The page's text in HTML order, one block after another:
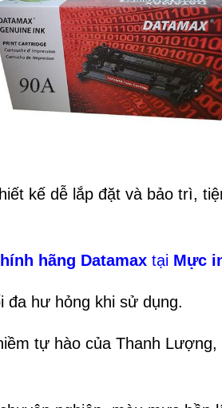
kế dễ lắp đặt và bảo trì,
hãng Datamax tại Mực
đa hư hỏng khi sử dụng.
tự hào của Thanh